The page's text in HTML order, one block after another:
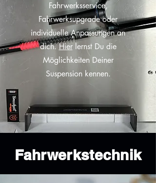
Fahrwerksservice,
Fahrwerksupgrade oder
individuelle Anpassungen an
dich.Hierlernst Du die
Möglichkeiten Deiner
Suspension kennen.
Fahrwerkstechnik